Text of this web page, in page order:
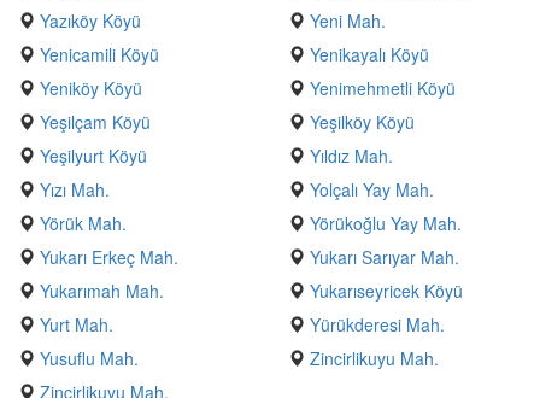
Yazıköy Köyü
Yeni Mah.
Yenicamili Köyü
Yenikayalı Köyü
Yeniköy Köyü
Yenimehmetli Köyü
Yeşilçam Köyü
Yeşilköy Köyü
Yeşilyurt Köyü
Yıldız Mah.
Yızı Mah.
Yolçalı Yay Mah.
Yörük Mah.
Yörükoğlu Yay Mah.
Yukarı Erkeç Mah.
Yukarı Sarıyar Mah.
Yukarımah Mah.
Yukarıseyricek Köyü
Yurt Mah.
Yürükderesi Mah.
Yusuflu Mah.
Zincirlikuyu Mah.
Zincirlikuyu Mah.